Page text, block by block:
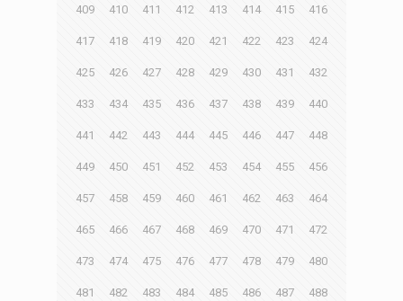
409 410 411 412 413 414 415 416
417 418 419 420 421 422 423 424
425 426 427 428 429 430 431 432
433 434 435 436 437 438 439 440
441 442 443 444 445 446 447 448
449 450 451 452 453 454 455 456
457 458 459 460 461 462 463 464
465 466 467 468 469 470 471 472
473 474 475 476 477 478 479 480
481 482 483 484 485 486 487 488